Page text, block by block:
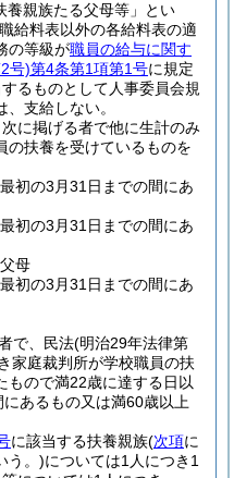
養親族たる父母等」とい
給料表以外の各給料表の適
の等級が職員の給与に関す
号)第4条第1項第1号に規定
るものとして人事委員会規
支給しない。
に掲げる者で他に生計のみ
の扶養を受けているものを
初の3月31日までの間にあ
初の3月31日までの間にあ
母
初の3月31日までの間にあ
で、民法(明治29年法律第
家庭裁判所が学校職員の扶
もので満22歳に達する日以
あるもの又は満60歳以上
に該当する扶養親族(次項に
う。)については1人につき1